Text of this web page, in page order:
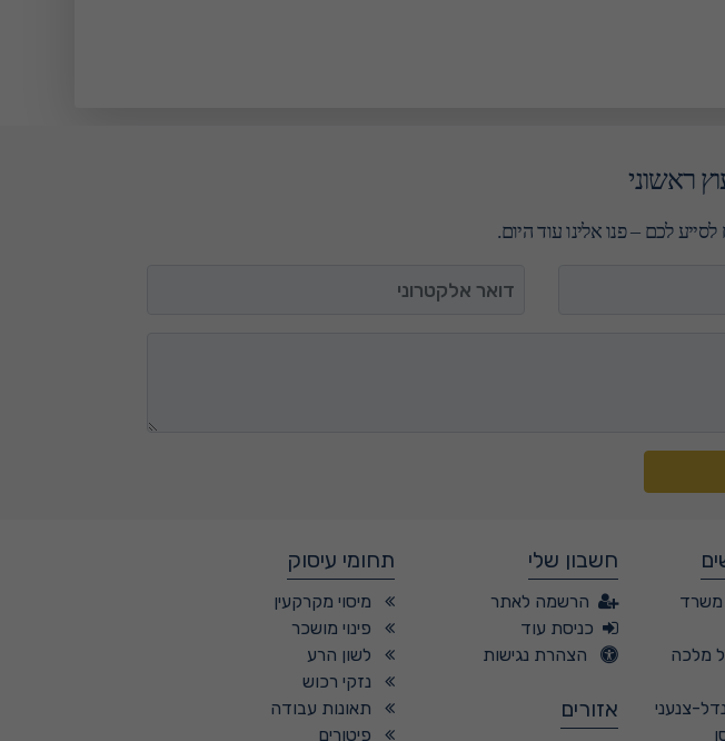
ראשוני
לכם – פנו אלינו עוד היום.
משרד
מלכה
צנעני
חשבון שלי
הרשמה לאתר
כניסת עוד
הצהרת נגישות
אזורים
תחומי עיסוק
מיסוי מקרקעין
פינוי מושכר
לשון הרע
נזקי רכוש
תאונות עבודה
פיטורים